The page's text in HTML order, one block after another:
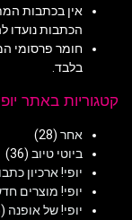
אין בכתבות
הכתבות נועדו
חומר פרסומי
בלבד.
קטגוריות באתר
אחר (28)
ביוטי טיוב (36)
יופי! ארכיון
יופי! מוצרים
יופי! של אופנה (35)